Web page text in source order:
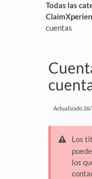
Todas las
cuentas
Actualizado
Los
los